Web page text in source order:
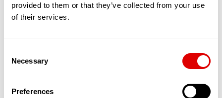
provided to them or that they’ve collected from your use
of their services.
Selection
Necessary
Preferences
L’objectif est de favoriser les interactions, le
soutien et l’entraide entre résidents. Ces
de bénéficier d’un service leur permettant de
maintenir une activité physique, sociale et
Par ailleurs, des services d’aide à domicile dédiés